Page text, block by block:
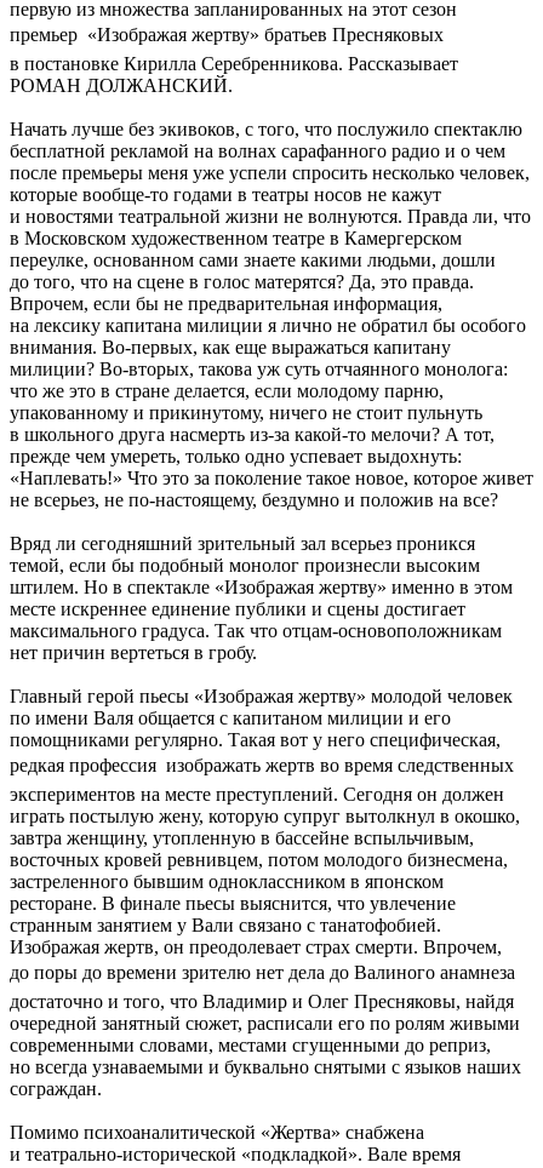
первую из множества запланированных на этот сезон
премьер  «Изображая жертву» братьев Пресняковых
в постановке Кирилла Серебренникова. Рассказывает
РОМАН ДОЛЖАНСКИЙ.
Начать лучше без экивоков, с того, что послужило спектаклю
бесплатной рекламой на волнах сарафанного радио и о чем
после премьеры меня уже успели спросить несколько человек,
которые вообще-то годами в театры носов не кажут
и новостями театральной жизни не волнуются. Правда ли, что
в Московском художественном театре в Камергерском
переулке, основанном сами знаете какими людьми, дошли
до того, что на сцене в голос матерятся? Да, это правда.
Впрочем, если бы не предварительная информация,
на лексику капитана милиции я лично не обратил бы особого
внимания. Во-первых, как еще выражаться капитану
милиции? Во-вторых, такова уж суть отчаянного монолога:
что же это в стране делается, если молодому парню,
упакованному и прикинутому, ничего не стоит пульнуть
в школьного друга насмерть из-за какой-то мелочи? А тот,
прежде чем умереть, только одно успевает выдохнуть:
«Наплевать!» Что это за поколение такое новое, которое живет
не всерьез, не по-настоящему, бездумно и положив на все?
Вряд ли сегодняшний зрительный зал всерьез проникся
темой, если бы подобный монолог произнесли высоким
штилем. Но в спектакле «Изображая жертву» именно в этом
месте искреннее единение публики и сцены достигает
максимального градуса. Так что отцам-основоположникам
нет причин вертеться в гробу.
Главный герой пьесы «Изображая жертву» молодой человек
по имени Валя общается с капитаном милиции и его
помощниками регулярно. Такая вот у него специфическая,
редкая профессия  изображать жертв во время следственных
экспериментов на месте преступлений. Сегодня он должен
играть постылую жену, которую супруг вытолкнул в окошко,
завтра женщину, утопленную в бассейне вспыльчивым,
восточных кровей ревнивцем, потом молодого бизнесмена,
застреленного бывшим одноклассником в японском
ресторане. В финале пьесы выяснится, что увлечение
странным занятием у Вали связано с танатофобией.
Изображая жертв, он преодолевает страх смерти. Впрочем,
до поры до времени зрителю нет дела до Валиного анамнеза 
достаточно и того, что Владимир и Олег Пресняковы, найдя
очередной занятный сюжет, расписали его по ролям живыми
современными словами, местами сгущенными до реприз,
но всегда узнаваемыми и буквально снятыми с языков наших
сограждан.
Помимо психоаналитической «Жертва» снабжена
и театрально-исторической «подкладкой». Вале время